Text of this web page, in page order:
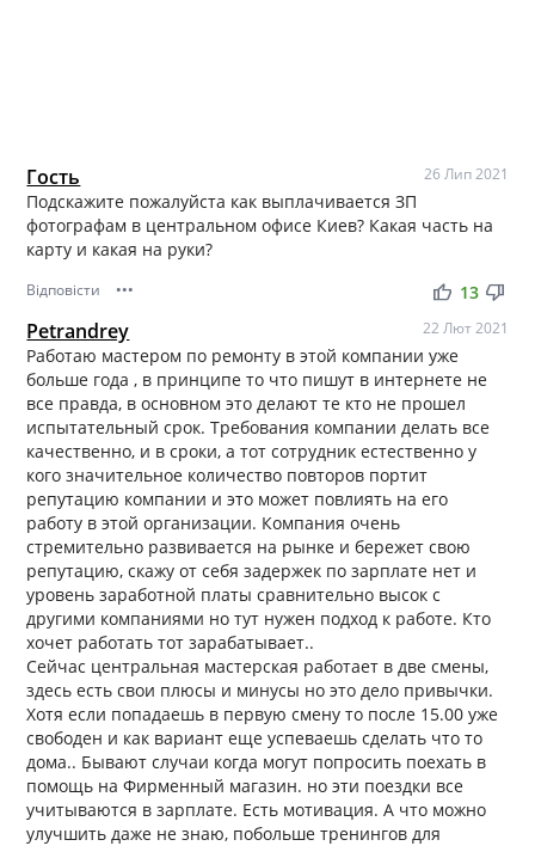
Гость 26 Лип 2021
Подскажите пожалуйста как выплачивается ЗП
фотографам в центральном офисе Киев? Какая часть на
карту и какая на руки?
Відповісти ••• thumb_up thumb_down
13
Petrandrey 22 Лют 2021
Работаю мастером по ремонту в этой компании уже
больше года , в принципе то что пишут в интернете не
все правда, в основном это делают те кто не прошел
испытательный срок. Требования компании делать все
качественно, и в сроки, а тот сотрудник естественно у
кого значительное количество повторов портит
репутацию компании и это может повлиять на его
работу в этой организации. Компания очень
стремительно развивается на рынке и бережет свою
репутацию, скажу от себя задержек по зарплате нет и
уровень заработной платы сравнительно высок с
другими компаниями но тут нужен подход к работе. Кто
хочет работать тот зарабатывает..
Сейчас центральная мастерская работает в две смены,
здесь есть свои плюсы и минусы но это дело привычки.
Хотя если попадаешь в первую смену то после 15.00 уже
свободен и как вариант еще успеваешь сделать что то
дома.. Бывают случаи когда могут попросить поехать в
помощь на Фирменный магазин. но эти поездки все
учитываются в зарплате. Есть мотивация. А что можно
улучшить даже не знаю, побольше тренингов для